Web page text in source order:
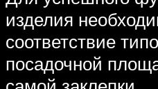
изделия
соответствие
посадочной